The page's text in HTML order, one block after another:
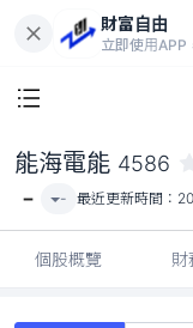
財富自由
立即使用APP
能海電能 4586
- - 最近更新時間：
個股概覽 財